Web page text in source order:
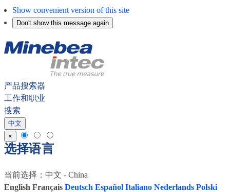
Show convenient version of this site
Don't show this message again
产品搜索器
工作和职业
搜索
搜
索
中文
×
选择语言
当前选择：中文 - China
English Français Deutsch Español Italiano Nederlands Polski